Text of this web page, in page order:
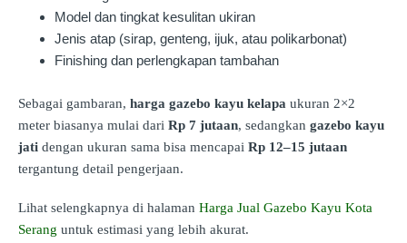
Model dan tingkat kesulitan ukiran
Jenis atap (sirap, genteng, ijuk, atau polikarbonat)
Finishing dan perlengkapan tambahan
Sebagai gambaran, harga gazebo kayu kelapa ukuran 2×2
meter biasanya mulai dari Rp 7 jutaan, sedangkan gazebo kayu
jati dengan ukuran sama bisa mencapai Rp 12–15 jutaan
tergantung detail pengerjaan.
Lihat selengkapnya di halaman Harga Jual Gazebo Kayu Kota
Serang untuk estimasi yang lebih akurat.